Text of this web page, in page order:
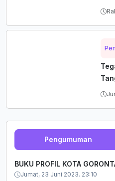
Pengumuman
BUKU PROFIL KOTA
Jumat, 23 Juni 2023. 23:10